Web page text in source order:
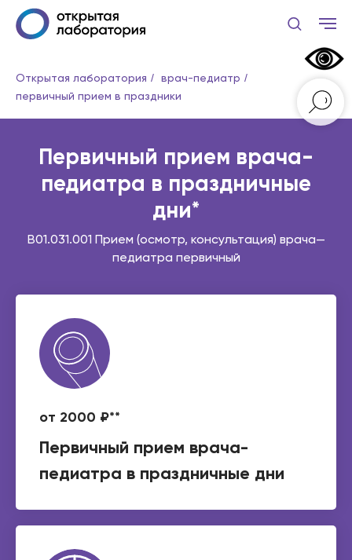
Открытая лаборатория / врач-педиатр /
первичный прием в праздники
Первичный прием врача-
педиатра в праздничные
дни*
B01.031.001 Прием (осмотр, консультация) врача—
педиатра первичный
от 2000 ₽**
Первичный прием врача-
педиатра в праздничные дни